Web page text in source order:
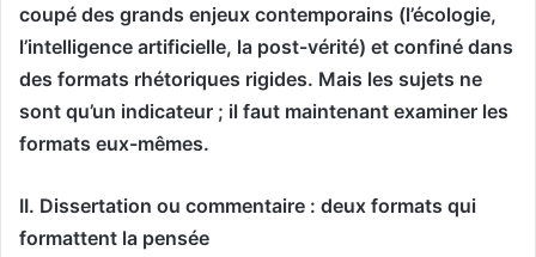
coupé des grands enjeux contemporains (l’écologie,
l’intelligence artificielle, la post-vérité) et confiné dans
des formats rhétoriques rigides. Mais les sujets ne
sont qu’un indicateur ; il faut maintenant examiner les
formats eux-mêmes.
II. Dissertation ou commentaire : deux formats qui
formattent la pensée